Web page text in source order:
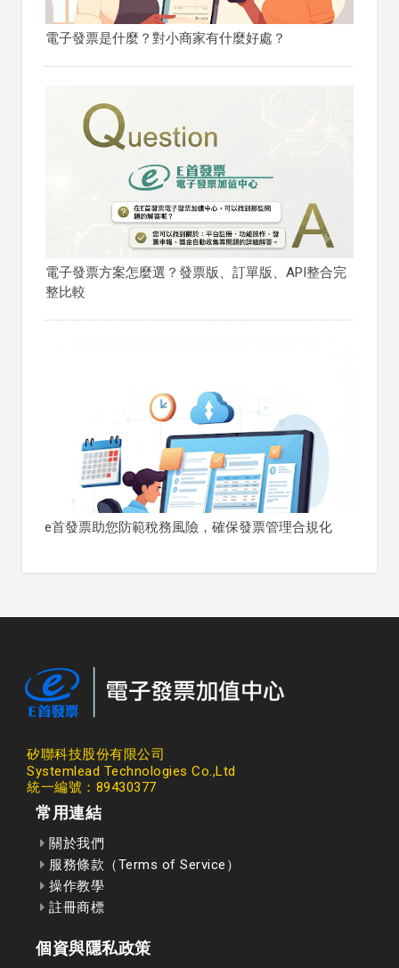
電子發票是什麼？對小商家有什麼好處？
電子發票方案怎麼選？發票版、訂單版、API整合完
整比較
e首發票助您防範稅務風險，確保發票管理合規化
矽聯科技股份有限公司
Systemlead Technologies Co.,Ltd
統一編號：89430377
常用連結
關於我們
服務條款（Terms of Service）
操作教學
註冊商標
個資與隱私政策